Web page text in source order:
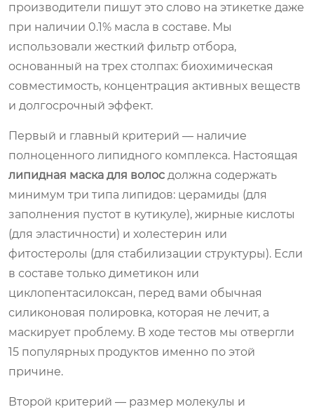
производители пишут это слово на этикетке даже
при наличии 0.1% масла в составе. Мы
использовали жесткий фильтр отбора,
основанный на трех столпах: биохимическая
совместимость, концентрация активных веществ
и долгосрочный эффект.
Первый и главный критерий — наличие
полноценного липидного комплекса. Настоящая
липидная маска для волос должна содержать
минимум три типа липидов: церамиды (для
заполнения пустот в кутикуле), жирные кислоты
(для эластичности) и холестерин или
фитостеролы (для стабилизации структуры). Если
в составе только диметикон или
циклопентасилоксан, перед вами обычная
силиконовая полировка, которая не лечит, а
маскирует проблему. В ходе тестов мы отвергли
15 популярных продуктов именно по этой
причине.
Второй критерий — размер молекулы и